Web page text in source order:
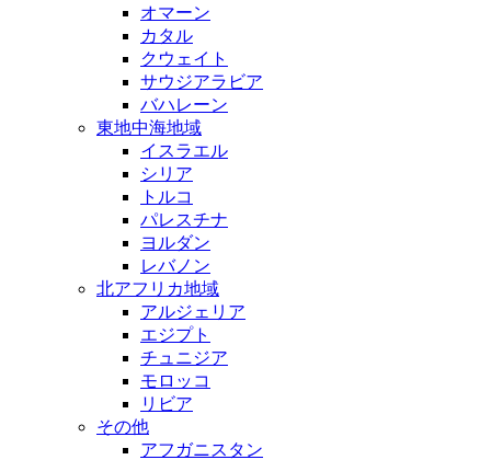
オマーン
カタル
クウェイト
サウジアラビア
バハレーン
東地中海地域
イスラエル
シリア
トルコ
パレスチナ
ヨルダン
レバノン
北アフリカ地域
アルジェリア
エジプト
チュニジア
モロッコ
リビア
その他
アフガニスタン